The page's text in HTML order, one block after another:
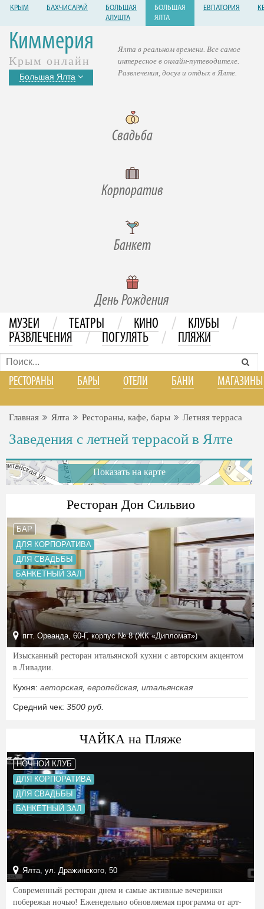
КРЫМ БАХЧИСАРАЙ
БОЛЬШАЯ
АЛУШТА
БОЛЬШАЯ
ЯЛТА
ЕВПАТОРИЯ
Киммерия
Крым онлайн
Большая Ялта
Свадьба
Корпоратив
Банкет
День Рождения
Ялта в реальном времени. Все самое
интересное в онлайн-путеводителе.
Развлечения, досуг и отдых в Ялте.
МУЗЕИ / ТЕАТРЫ / КИНО / КЛУБЫ /
РАЗВЛЕЧЕНИЯ / ПОГУЛЯТЬ / ПЛЯЖИ
РЕСТОРАНЫ БАРЫ ОТЕЛИ БАНИ МАГАЗИНЫ
Главная Ялта Рестораны, кафе, бары Летняя терраса
Заведения с летней террасой в Ялте
Показать на карте
Ресторан Дон Сильвио
БАР
ДЛЯ КОРПОРАТИВА
ДЛЯ СВАДЬБЫ
БАНКЕТНЫЙ ЗАЛ
пгт. Ореанда, 60-Г, корпус № 8 (ЖК «Дипломат»)
Изысканный ресторан итальянской кухни с авторским акцентом
в Ливадии.
Кухня: авторская европейская итальянская
Средний чек: 3500 руб.
ЧАЙКА на Пляже
НОЧНОЙ КЛУБ
ДЛЯ КОРПОРАТИВА
ДЛЯ СВАДЬБЫ
БАНКЕТНЫЙ ЗАЛ
Ялта, ул. Дражинского, 50
Современный ресторан днем и самые активные вечеринки
побережья ночью! Еженедельно обновляемая программа от арт-